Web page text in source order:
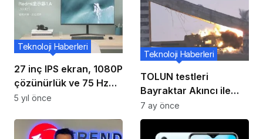
27 inç IPS ekran, 1080P
çözünürlük ve 75 Hz
yenileme hızına sahip
piyasaya sürüldü
Teknoloji Haberleri
5 yıl önce
TOLUN testleri
Bayraktar Akıncı ile
başarıyla geçti
Teknoloji Haberleri
7 ay önce